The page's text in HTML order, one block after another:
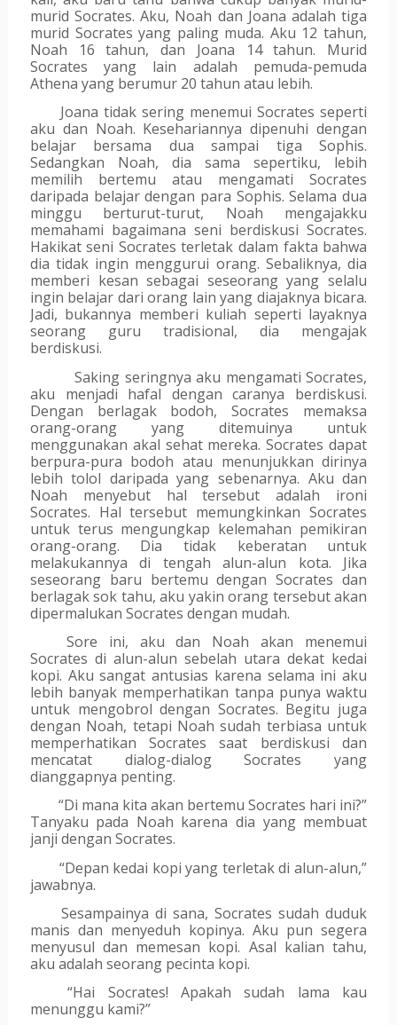
murid Socrates. Aku, Noah dan Joana adalah tiga
murid Socrates yang paling muda. Aku 12 tahun,
Noah 16 tahun, dan Joana 14 tahun. Murid
Socrates yang lain adalah pemuda-pemuda
Athena yang berumur 20 tahun atau lebih.
Joana tidak sering menemui Socrates seperti
aku dan Noah. Kesehariannya dipenuhi dengan
belajar bersama dua sampai tiga Sophis.
Sedangkan Noah, dia sama sepertiku, lebih
memilih bertemu atau mengamati Socrates
daripada belajar dengan para Sophis. Selama dua
minggu berturut-turut, Noah mengajakku
memahami bagaimana seni berdiskusi Socrates.
Hakikat seni Socrates terletak dalam fakta bahwa
dia tidak ingin menggurui orang. Sebaliknya, dia
memberi kesan sebagai seseorang yang selalu
ingin belajar dari orang lain yang diajaknya bicara.
Jadi, bukannya memberi kuliah seperti layaknya
seorang guru tradisional, dia mengajak
berdiskusi.
Saking seringnya aku mengamati Socrates,
aku menjadi hafal dengan caranya berdiskusi.
Dengan berlagak bodoh, Socrates memaksa
orang-orang yang ditemuinya untuk
menggunakan akal sehat mereka. Socrates dapat
berpura-pura bodoh atau menunjukkan dirinya
lebih tolol daripada yang sebenarnya. Aku dan
Noah menyebut hal tersebut adalah ironi
Socrates. Hal tersebut memungkinkan Socrates
untuk terus mengungkap kelemahan pemikiran
orang-orang. Dia tidak keberatan untuk
melakukannya di tengah alun-alun kota. Jika
seseorang baru bertemu dengan Socrates dan
berlagak sok tahu, aku yakin orang tersebut akan
dipermalukan Socrates dengan mudah.
Sore ini, aku dan Noah akan menemui
Socrates di alun-alun sebelah utara dekat kedai
kopi. Aku sangat antusias karena selama ini aku
lebih banyak memperhatikan tanpa punya waktu
untuk mengobrol dengan Socrates. Begitu juga
dengan Noah, tetapi Noah sudah terbiasa untuk
memperhatikan Socrates saat berdiskusi dan
mencatat dialog-dialog Socrates yang
dianggapnya penting.
“Di mana kita akan bertemu Socrates hari ini?”
Tanyaku pada Noah karena dia yang membuat
janji dengan Socrates.
“Depan kedai kopi yang terletak di alun-alun,”
jawabnya.
Sesampainya di sana, Socrates sudah duduk
manis dan menyeduh kopinya. Aku pun segera
menyusul dan memesan kopi. Asal kalian tahu,
aku adalah seorang pecinta kopi.
“Hai Socrates! Apakah sudah lama kau
menunggu kami?”